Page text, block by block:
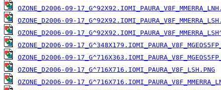
OZONE_D2006-09-
OZONE_D2006-09-
OZONE_D2006-09-
OZONE_D2006-09-
OZONE_D2006-09-
OZONE_D2006-09-17_G^716X716.IOMI_PAURA_V8F_LSH.PNG
OZONE_D2006-09-